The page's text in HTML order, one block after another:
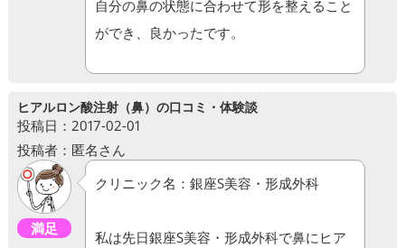
自分の鼻の状態に合わせて形を整えること
ができ、良かったです。
ヒアルロン酸注射（鼻）の口コミ・体験談
投稿日：2017-02-01
投稿者：匿名さん
満足
クリニック名：銀座S美容・形成外科
私は先日銀座S美容・形成外科で鼻にヒア